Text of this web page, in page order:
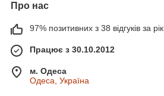
Про нас
97% позитивних з 38 відгуків за рік
Працює з 30.10.2012
м. Одеса
Одеса, Україна